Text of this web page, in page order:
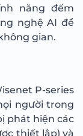
năng đếm
nghệ AI để
gian.
P-series
người trong
phát hiện các
thiết lập) và